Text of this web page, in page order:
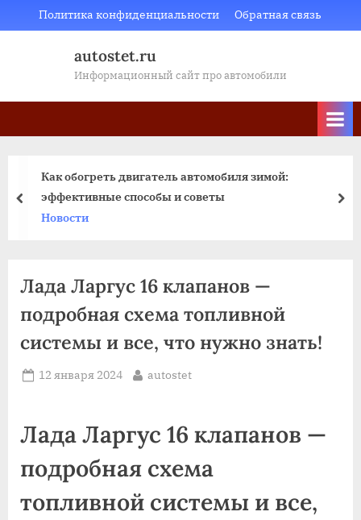
to
Политика конфиденциальности Обратная связь
autostet.ru
Информационный сайт про автомобили
Как обогреть двигатель автомобиля зимой:
эффективные способы и советы
Новости
пред
Лада Ларгус 16 клапанов —
подробная схема топливной
системы и все, что нужно знать!
Posted
12 января 2024 By
autostet
Лада Ларгус 16 клапанов —
подробная схема
топливной системы и все,